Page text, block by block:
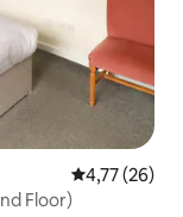
Évaluation
4,77 (26)
Floor)